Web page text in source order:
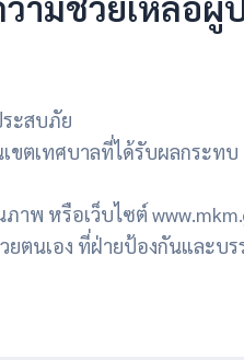
ะสบภัย
ขตเทศบาลที่ได้รับผลกระทบ
ภาพ หรือเว็บไซต์
ตนเอง ที่ฝ่ายป้องกันและบ